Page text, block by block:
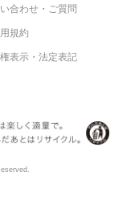
合わせ・ご質問
規約
表示・法定表記